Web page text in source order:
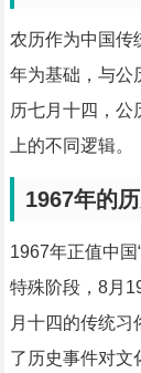
农历作为中国传
年为基础，与公
历七月十四，公
上的不同逻辑。
1967年的
1967年正值中
特殊阶段，8月
月十四的传统习
了历史事件对文